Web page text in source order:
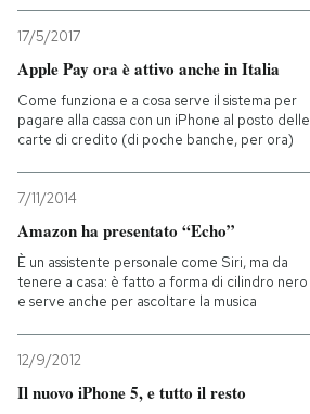
I MIEI PREFERITI
SHOP
CALENDARIO
AREA PERSONALE
17/5/2017
Apple Pay ora è attivo anche in Italia
Come funziona e a cosa serve il sistema per
pagare alla cassa con un iPhone al posto delle
carte di credito (di poche banche, per ora)
7/11/2014
Amazon ha presentato “Echo”
È un assistente personale come Siri, ma da
tenere a casa: è fatto a forma di cilindro nero
e serve anche per ascoltare la musica
12/9/2012
Il nuovo iPhone 5, e tutto il resto